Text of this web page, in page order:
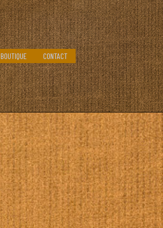
BOUTIQUE CONTACT